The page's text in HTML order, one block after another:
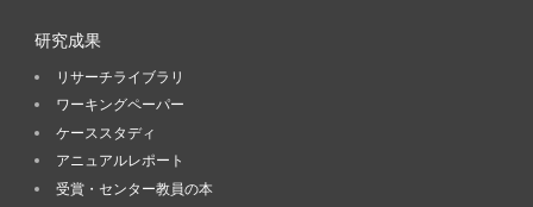
研究成果
リサーチライブラリ
ワーキングペーパー
ケーススタディ
アニュアルレポート
受賞・センター教員の本